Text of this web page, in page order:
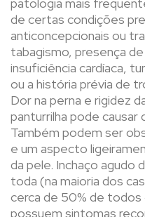
de certas condições
anticoncepcionais ou
tabagismo, presença
insuficiência cardíaca,
ou a história prévia de
Dor na perna e rigidez
panturrilha pode causar
Também podem ser
e um aspecto
da pele. Inchaço agudo
toda (na maioria dos
cerca de 50% de todos
possuem sintomas